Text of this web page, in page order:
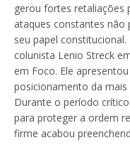
gerou fortes retaliações
ataques constantes não
seu papel
colunista Lenio Streck
em Foco. Ele
posicionamento da
Durante o período
para proteger a ordem
firme acabou